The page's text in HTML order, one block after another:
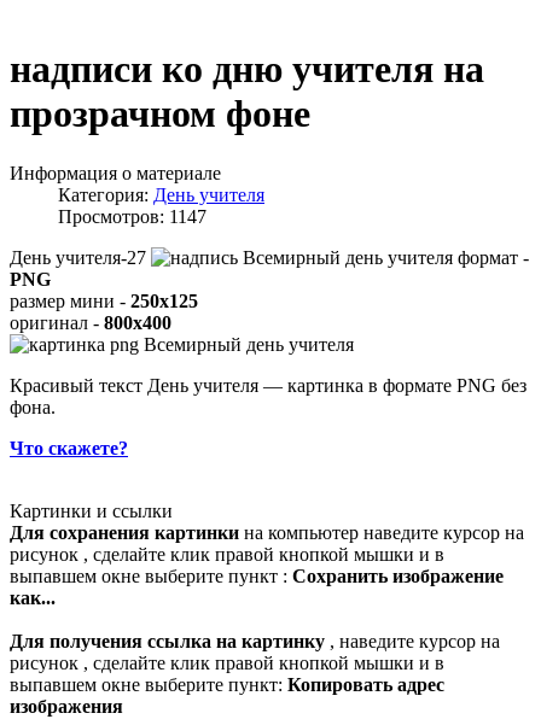
надписи ко дню учителя на
прозрачном фоне
Информация о материале
Категория: День учителя
Просмотров: 1147
День учителя-27
формат -
PNG
размер мини - 250x125
оригинал - 800x400
Красивый текст День учителя — картинка в формате PNG без
фона.
Что скажете?
Картинки и ссылки
Для сохранения картинки на компьютер наведите курсор на
рисунок , сделайте клик правой кнопкой мышки и в
выпавшем окне выберите пункт : Сохранить изображение
как...
Для получения ссылка на картинку , наведите курсор на
рисунок , сделайте клик правой кнопкой мышки и в
выпавшем окне выберите пункт: Копировать адрес
изображения